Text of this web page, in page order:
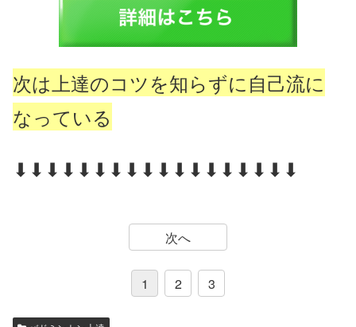
次は上達のコツを知らずに自己流に
なっている
⬇⬇⬇⬇⬇⬇⬇⬇⬇⬇⬇⬇⬇⬇⬇⬇⬇⬇
次へ
1 2 3